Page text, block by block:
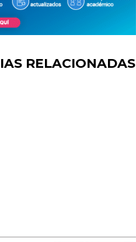
RELACIONADAS